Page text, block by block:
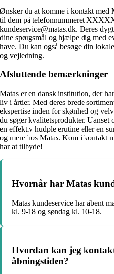
Ønsker du at komme i kontakt med
til dem på telefonnummeret
kundeservice@matas.dk. Deres
dine spørgsmål og hjælpe dig med
have. Du kan også besøge din
og vejledning.
Afsluttende bemærkninger
Matas er en dansk institution, der
liv i årtier. Med deres brede
ekspertise inden for skønhed og
du søger kvalitetsprodukter. Uanset
en effektiv hudplejerutine eller en
og mere hos Matas. Kom i kontakt
har at tilbyde!
Hvornår har Matas
Matas kundeservice har åbent
kl. 9-18 og søndag kl. 10-18.
Hvordan kan jeg
åbningstiden?